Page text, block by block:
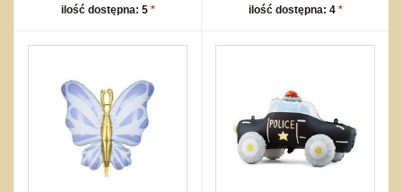
ilość dostępna: 5 *
ilość dostępna: 4 *